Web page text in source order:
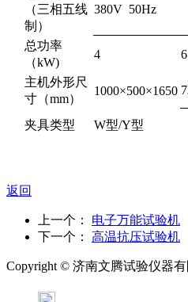
（三相五线
制）
380V 50Hz
总功率
（kW)
4 6
主机外形尺
寸（mm）
1000×500×1650
夹具类型 W型/Y型
返回
上一个： 电子万能试验机
下一个： 高温抗压试验机
Copyright © 济南文腾试验仪器有